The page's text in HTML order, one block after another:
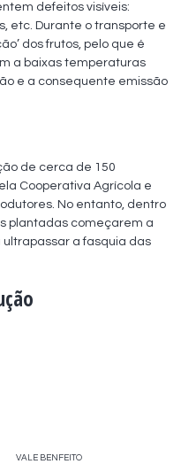
defeitos visíveis:
etc. Durante o transporte e
dos frutos, pelo que é
a baixas temperaturas
e a consequente emissão
de cerca de 150
Cooperativa Agrícola e
No entanto, dentro
plantadas começarem a
ultrapassar a fasquia das
VALE BENFEITO